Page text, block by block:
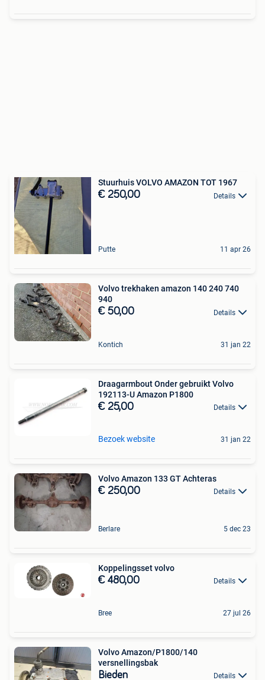
Stuurhuis VOLVO AMAZON TOT 1967
€ 250,00 Details
Putte 11 apr 26
Volvo trekhaken amazon 140 240 740
940
€ 50,00 Details
Kontich 31 jan 22
Draagarmbout Onder gebruikt Volvo
192113-U Amazon P1800
€ 25,00 Details
Bezoek website 31 jan 22
Volvo Amazon 133 GT Achteras
€ 250,00 Details
Berlare 5 dec 23
Koppelingsset volvo
€ 480,00 Details
Bree 27 jul 26
Volvo Amazon/P1800/140
versnellingsbak
Bieden Details